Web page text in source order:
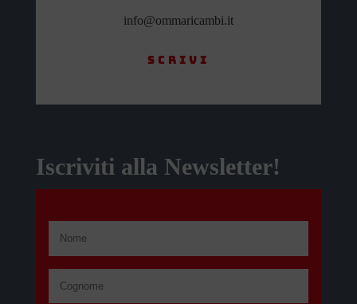
info@ommaricambi.it
Scrivi
Iscriviti alla Newsletter!